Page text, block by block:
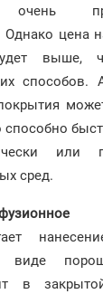
Однако цена
выше,
способов.
способно
или
сред.
в